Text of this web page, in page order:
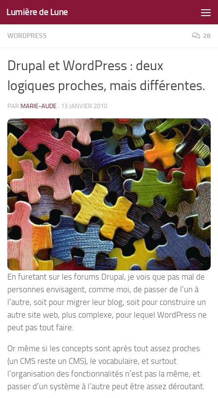
Skip to content
Lumière de Lune
WORDPRESS 28
Drupal et WordPress : deux
logiques proches, mais différentes.
PAR MARIE-AUDE · 13 JANVIER 2010
En furetant sur les forums Drupal, je vois que pas mal de
personnes envisagent, comme moi, de passer de l’un à
l’autre, soit pour migrer leur blog, soit pour construire un
autre site web, plus complexe, pour lequel WordPress ne
peut pas tout faire.
Or même si les concepts sont après tout assez proches
(un CMS reste un CMS), le vocabulaire, et surtout
l’organisation des fonctionnalités n’est pas la même, et
passer d’un système à l’autre peut être assez déroutant.